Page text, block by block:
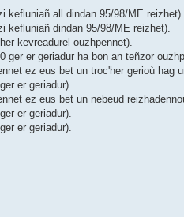
kefluniañ all dindan 95/98/ME reizhet).
kefluniañ dindan 95/98/ME reizhet).
kevreadurel ouzhpennet).
ger er geriadur ha bon an teñzor
ez eus bet un troc'her gerioù hag
er geriadur).
ez eus bet un nebeud
er geriadur).
er geriadur).